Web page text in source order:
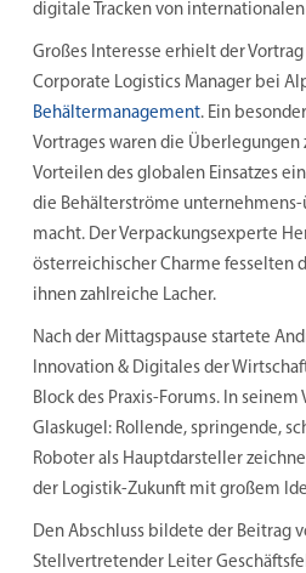
digitale Tracken von
Großes Interesse erhielt der
Corporate Logistics Manager bei
Behältermanagement. Ein
Vortrages waren die
Vorteilen des globalen Einsatzes
die Behälterströme
macht. Der Verpackungsexperte
österreichischer Charme fesselten
ihnen zahlreiche Lacher.
Nach der Mittagspause startete
Innovation & Digitales der
Block des Praxis-Forums. In
Glaskugel: Rollende, springende,
Roboter als Hauptdarsteller
der Logistik-Zukunft mit großem
Den Abschluss bildete der Beitrag
Stellvertretender Leiter